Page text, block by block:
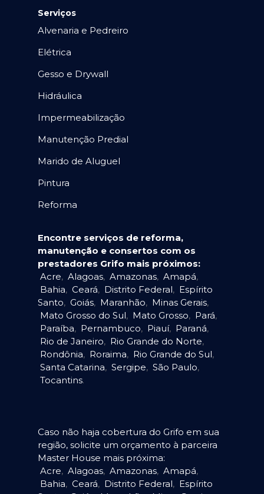
Serviços
Alvenaria e Pedreiro
Elétrica
Gesso e Drywall
Hidráulica
Impermeabilização
Manutenção Predial
Marido de Aluguel
Pintura
Reforma
Encontre serviços de reforma,
manutenção e consertos com os
prestadores Grifo mais próximos:
Acre, Alagoas, Amazonas, Amapá,
Bahia, Ceará, Distrito Federal, Espírito
Santo, Goiás, Maranhão, Minas Gerais,
Mato Grosso do Sul, Mato Grosso, Pará,
Paraíba, Pernambuco, Piauí, Paraná,
Rio de Janeiro, Rio Grande do Norte,
Rondônia, Roraima, Rio Grande do Sul,
Santa Catarina, Sergipe, São Paulo,
Tocantins.
Caso não haja cobertura do Grifo em sua
região, solicite um orçamento à parceira
Master House mais próxima:
Acre, Alagoas, Amazonas, Amapá,
Bahia, Ceará, Distrito Federal, Espírito